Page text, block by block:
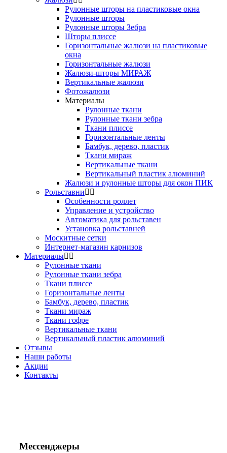
Рулонные шторы на пластиковые окна
Рулонные шторы
Рулонные шторы Зебра
Шторы плиссе
Горизонтальные жалюзи на пластиковые
окна
Горизонтальные жалюзи
Жалюзи-шторы МИРАЖ
Вертикальные жалюзи
Фотожалюзи
Материалы
Рулонные ткани
Рулонные ткани зебра
Ткани плиссе
Горизонтальные ленты
Бамбук, дерево, пластик
Ткани мираж
Вертикальные ткани
Вертикальный пластик алюминий
Жалюзи и рулонные шторы для окон ПИК
Рольставни
Особенности роллет
Управление и устройство
Автоматика для рольставен
Установка рольставней
Москитные сетки
Интернет-магазин карнизов
Материалы
Рулонные ткани
Рулонные ткани зебра
Ткани плиссе
Горизонтальные ленты
Бамбук, дерево, пластик
Ткани мираж
Ткани гофре
Вертикальные ткани
Вертикальный пластик алюминий
Отзывы
Наши работы
Акции
Контакты
Мессенджеры